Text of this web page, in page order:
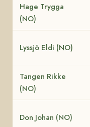
Hage Trygga
(NO)
Lyssjö Eldi (NO)
Tangen Rikke
(NO)
Don Johan (NO)